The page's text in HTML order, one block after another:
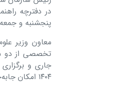
در دفترچه
پنجشنبه و جمعه ۲ و ۳ اسفندماه ۱۴۰۳ اعلام شده است و در زمان مقرر برگزار خواهد شد.
معاون وزیر
تخصصی از دو
جاری و
۱۴۰۴ امکان جابه‌جایی در زمان هیچ یک از آزمون‌ها وجود ندارد.